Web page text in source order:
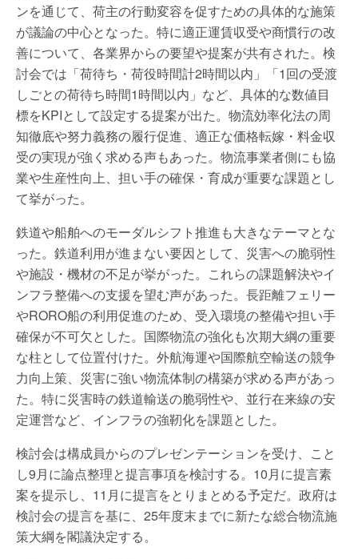
ンを通じて、荷主の行動変容を促すための具体的な施策
が議論の中心となった。特に適正運賃収受や商慣行の改
善について、各業界からの要望や提案が共有された。検
討会では「荷待ち・荷役時間計2時間以内」「1回の受渡
しごとの荷待ち時間1時間以内」など、具体的な数値目
標をKPIとして設定する提案が出た。物流効率化法の周
知徹底や努力義務の履行促進、適正な価格転嫁・料金収
受の実現が強く求める声もあった。物流事業者側にも協
業や生産性向上、担い手の確保・育成が重要な課題とし
て挙がった。
鉄道や船舶へのモーダルシフト推進も大きなテーマとな
った。鉄道利用が進まない要因として、災害への脆弱性
や施設・機材の不足が挙がった。これらの課題解決やイ
ンフラ整備への支援を望む声があった。長距離フェリー
やRORO船の利用促進のため、受入環境の整備や担い手
確保が不可欠とした。国際物流の強化も次期大綱の重要
な柱として位置付けた。外航海運や国際航空輸送の競争
力向上策、災害に強い物流体制の構築が求める声があっ
た。特に災害時の鉄道輸送の脆弱性や、並行在来線の安
定運営など、インフラの強靭化を課題とした。
検討会は構成員からのプレゼンテーションを受け、こと
し9月に論点整理と提言事項を検討する。10月に提言素
案を提示し、11月に提言をとりまとめる予定だ。政府は
検討会の提言を基に、25年度末までに新たな総合物流施
策大綱を閣議決定する。